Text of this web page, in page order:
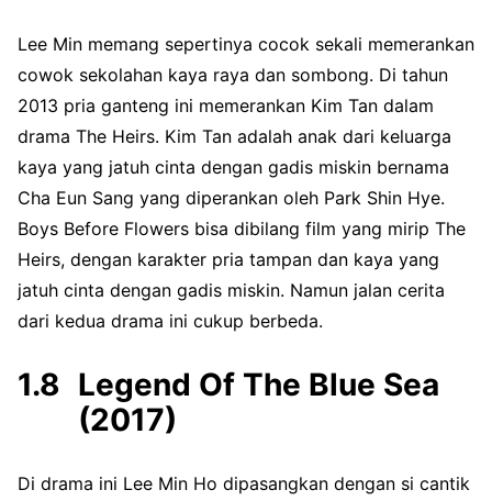
Lee Min memang sepertinya cocok sekali memerankan
cowok sekolahan kaya raya dan sombong. Di tahun
2013 pria ganteng ini memerankan Kim Tan dalam
drama The Heirs. Kim Tan adalah anak dari keluarga
kaya yang jatuh cinta dengan gadis miskin bernama
Cha Eun Sang yang diperankan oleh Park Shin Hye.
Boys Before Flowers bisa dibilang film yang mirip The
Heirs, dengan karakter pria tampan dan kaya yang
jatuh cinta dengan gadis miskin. Namun jalan cerita
dari kedua drama ini cukup berbeda.
Legend Of The Blue Sea
(2017)
Di drama ini Lee Min Ho dipasangkan dengan si cantik